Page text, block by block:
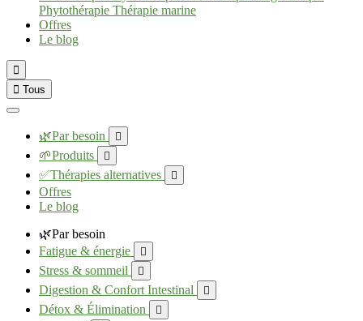
Phytothérapie Thérapie marine
Offres
Le blog

 Tous
🌿Par besoin 
🌱Produits 
✅Thérapies alternatives 
Offres
Le blog
🌿Par besoin
Fatigue & énergie

Stress & sommeil 
Digestion & Confort Intestinal 
Détox & Élimination 